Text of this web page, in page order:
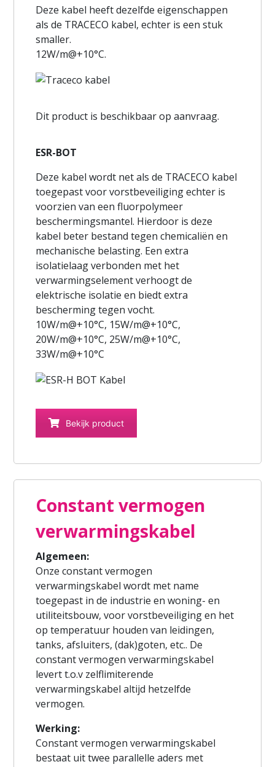
Deze kabel heeft dezelfde eigenschappen
als de TRACECO kabel, echter is een stuk
smaller.
12W/m@+10°C.
Dit product is beschikbaar op aanvraag.
ESR-BOT
Deze kabel wordt net als de TRACECO kabel
toegepast voor vorstbeveiliging echter is
voorzien van een fluorpolymeer
beschermingsmantel. Hierdoor is deze
kabel beter bestand tegen chemicaliën en
mechanische belasting. Een extra
isolatielaag verbonden met het
verwarmingselement verhoogt de
elektrische isolatie en biedt extra
bescherming tegen vocht.
10W/m@+10°C, 15W/m@+10°C,
20W/m@+10°C, 25W/m@+10°C,
33W/m@+10°C
Bekijk product
Constant vermogen
verwarmingskabel
Algemeen:
Onze constant vermogen
verwarmingskabel wordt met name
toegepast in de industrie en woning- en
utiliteitsbouw, voor vorstbeveiliging en het
op temperatuur houden van leidingen,
tanks, afsluiters, (dak)goten, etc.. De
constant vermogen verwarmingskabel
levert t.o.v zelflimiterende
verwarmingskabel altijd hetzelfde
vermogen.
Werking:
Constant vermogen verwarmingskabel
bestaat uit twee parallelle aders met